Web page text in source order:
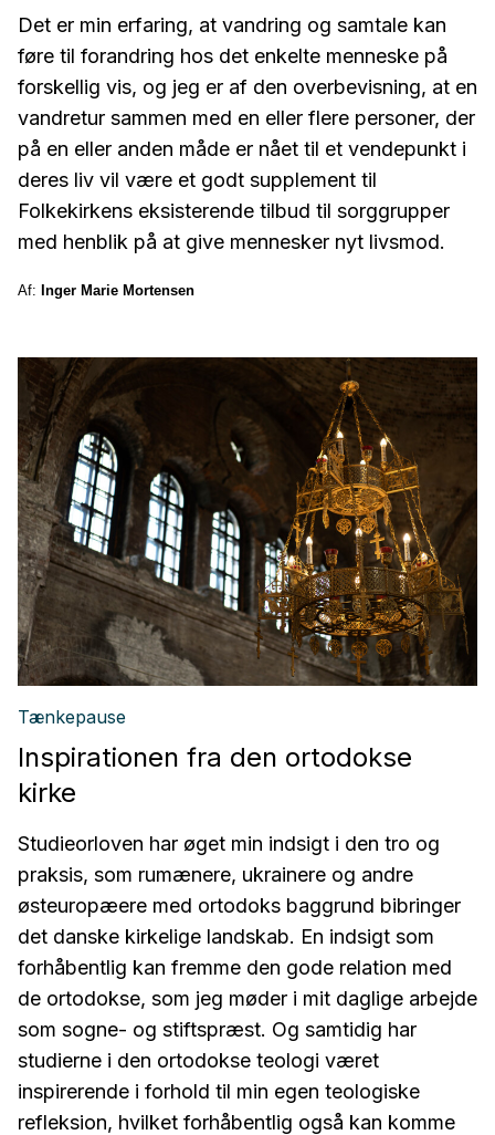
Det er min erfaring, at vandring og samtale kan
føre til forandring hos det enkelte menneske på
forskellig vis, og jeg er af den overbevisning, at en
vandretur sammen med en eller flere personer, der
på en eller anden måde er nået til et vendepunkt i
deres liv vil være et godt supplement til
Folkekirkens eksisterende tilbud til sorggrupper
med henblik på at give mennesker nyt livsmod.
Af: Inger Marie Mortensen
Tænkepause
Inspirationen fra den ortodokse
kirke
Studieorloven har øget min indsigt i den tro og
praksis, som rumænere, ukrainere og andre
østeuropæere med ortodoks baggrund bibringer
det danske kirkelige landskab. En indsigt som
forhåbentlig kan fremme den gode relation med
de ortodokse, som jeg møder i mit daglige arbejde
som sogne- og stiftspræst. Og samtidig har
studierne i den ortodokse teologi været
inspirerende i forhold til min egen teologiske
refleksion, hvilket forhåbentlig også kan komme